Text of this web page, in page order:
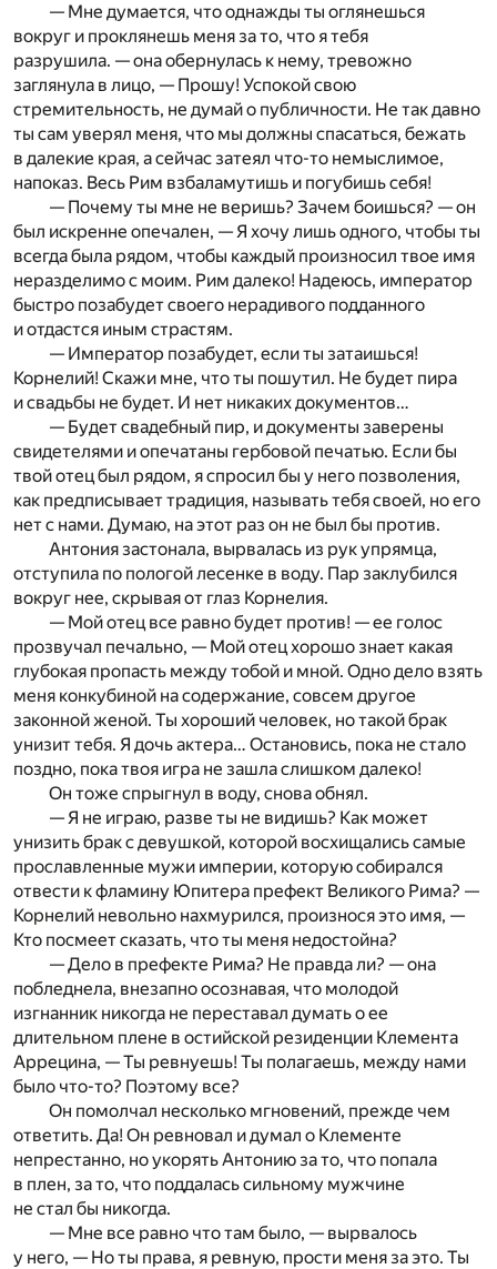
— Мне думается, что однажды ты оглянешься
вокруг и проклянешь меня за то, что я тебя
разрушила. — она обернулась к нему, тревожно
заглянула в лицо, — Прошу! Успокой свою
стремительность, не думай о публичности. Не так давно
ты сам уверял меня, что мы должны спасаться, бежать
в далекие края, а сейчас затеял что-то немыслимое,
напоказ. Весь Рим взбаламутишь и погубишь себя!
— Почему ты мне не веришь? Зачем боишься? — он
был искренне опечален, — Я хочу лишь одного, чтобы ты
всегда была рядом, чтобы каждый произносил твое имя
неразделимо с моим. Рим далеко! Надеюсь, император
быстро позабудет своего нерадивого подданного
и отдастся иным страстям.
— Император позабудет, если ты затаишься!
Корнелий! Скажи мне, что ты пошутил. Не будет пира
и свадьбы не будет. И нет никаких документов…
— Будет свадебный пир, и документы заверены
свидетелями и опечатаны гербовой печатью. Если бы
твой отец был рядом, я спросил бы у него позволения,
как предписывает традиция, называть тебя своей, но его
нет с нами. Думаю, на этот раз он не был бы против.
Антония застонала, вырвалась из рук упрямца,
отступила по пологой лесенке в воду. Пар заклубился
вокруг нее, скрывая от глаз Корнелия.
— Мой отец все равно будет против! — ее голос
прозвучал печально, — Мой отец хорошо знает какая
глубокая пропасть между тобой и мной. Одно дело взять
меня конкубиной на содержание, совсем другое
законной женой. Ты хороший человек, но такой брак
унизит тебя. Я дочь актера… Остановись, пока не стало
поздно, пока твоя игра не зашла слишком далеко!
Он тоже спрыгнул в воду, снова обнял.
— Я не играю, разве ты не видишь? Как может
унизить брак с девушкой, которой восхищались самые
прославленные мужи империи, которую собирался
отвести к фламину Юпитера префект Великого Рима? —
Корнелий невольно нахмурился, произнося это имя, —
Кто посмеет сказать, что ты меня недостойна?
— Дело в префекте Рима? Не правда ли? — она
побледнела, внезапно осознавая, что молодой
изгнанник никогда не переставал думать о ее
длительном плене в остийской резиденции Клемента
Аррецина, — Ты ревнуешь! Ты полагаешь, между нами
было что-то? Поэтому все?
Он помолчал несколько мгновений, прежде чем
ответить. Да! Он ревновал и думал о Клементе
непрестанно, но укорять Антонию за то, что попала
в плен, за то, что поддалась сильному мужчине
не стал бы никогда.
— Мне все равно что там было, — вырвалось
у него, — Но ты права, я ревную, прости меня за это. Ты